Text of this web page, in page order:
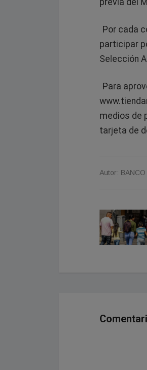
previa del
Por cada
participar
Selección
Para
medios de
tarjeta de
Autor: